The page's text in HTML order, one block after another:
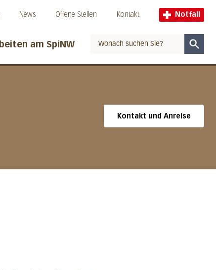
News Offene Stellen Kontakt Notfall
am SpiNW
Kontakt und Anreise